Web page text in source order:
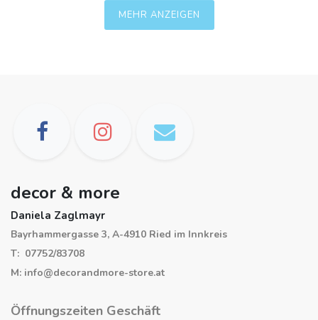
MEHR ANZEIGEN
decor & more
Daniela Zaglmayr
Bayrhammergasse 3, A-4910 Ried im Innkreis
T: 07752/83708
M: info@decorandmore-store.at
Öffnungszeiten Geschäft